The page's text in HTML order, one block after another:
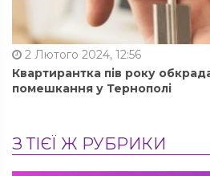
2 Лютого 2024, 12:56
Квартирантка пів року
помешкання у Тернополі
З ТІЄЇ Ж РУБРИКИ